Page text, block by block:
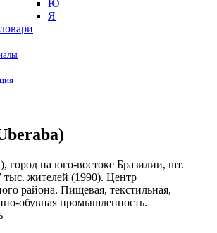
Ю
Я
на юго-востоке Бразилии, шт.
жителей (1990). Центр
района. Пищевая, текстильная,
обувная промышленность.